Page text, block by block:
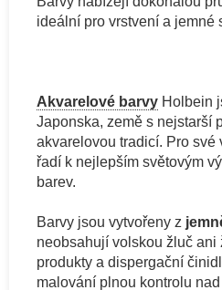
ideální pro vrstvení a jemné
Akvarelové barvy Holbein
Japonska, země s nejstarší
akvarelovou tradicí. Pro své
řadí k nejlepším světovým
barev.
Barvy jsou vytvořeny z
neobsahují volskou žluč
produkty a dispergační
malování plnou kontrolu